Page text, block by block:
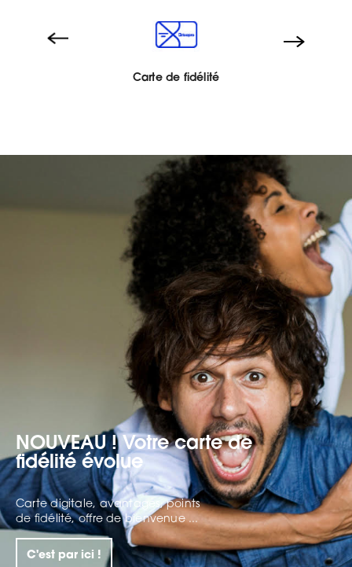
Carte de fidélité
NOUVEAU ! Votre carte de
fidélité évolue
Carte digitale, avantages, points
de fidélité, offre de bienvenue ...
C'est par ici !